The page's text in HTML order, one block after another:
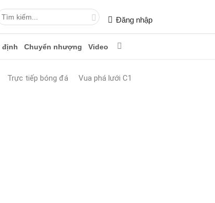
Đăng nhập
định Chuyển nhượng Video
Trực tiếp bóng đá Vua phá lưới C1